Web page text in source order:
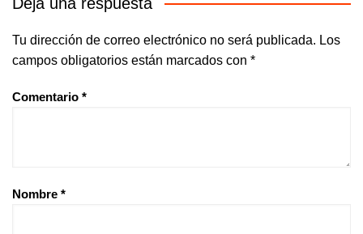
Tu dirección de correo electrónico no será publicada. Los
campos obligatorios están marcados con *
Comentario *
Nombre *